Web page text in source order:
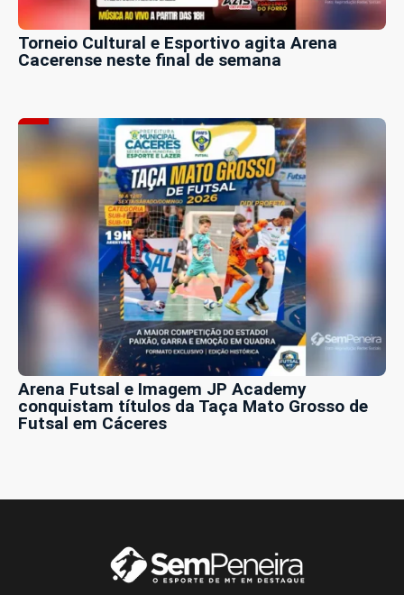
Torneio Cultural e Esportivo agita Arena
Cacerense neste final de semana
Arena Futsal e Imagem JP Academy
conquistam títulos da Taça Mato Grosso de
Futsal em Cáceres